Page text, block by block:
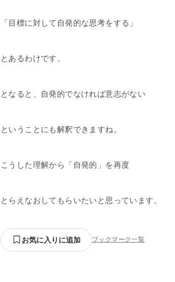
「目標に対して自発的な思考をする」
とあるわけです。
となると、自発的でなければ意志がない
ということにも解釈できますね。
こうした理解から「自発的」を再度
とらえなおしてもらいたいと思っています。
お気に入りに追加 ブックマーク一覧